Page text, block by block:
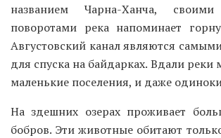
названием Чарна-Ханча,
поворотами река напоминает
Августовский канал являются
для спуска на байдарках. Вдали реки
маленькие поселения, и даже
На здешних озерах проживает
бобров. Эти животные обитают